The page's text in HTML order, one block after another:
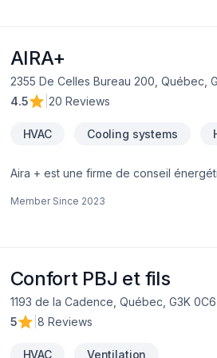
AIRA+
2355 De Celles Bureau 200, Québec,
4.5
20 Reviews
HVAC Cooling systems
Aira + est une firme de conseil
clients. Voilà pourquoi nous misons
Member Since 2023
Confort PBJ et fils
1193 de la Cadence, Québec, G3K 0C6
5
8 Reviews
HVAC Ventilation